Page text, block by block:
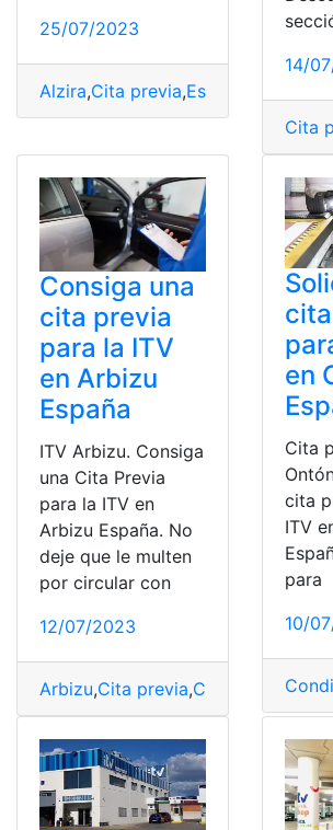
25/07/2023
Alzira,Cita previa,España
14/
Cita
Consiga una
cita previa
para la ITV
en Arbizu
España
ITV Arbizu. Consiga
una Cita Previa
para la ITV en
Arbizu España. No
deje que le multen
por circular con
12/07/2023
Arbizu,Cita previa,Conseguir
en
Cita
cita
ITV
para
10/